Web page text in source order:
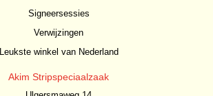
Signeersessies
Verwijzingen
Leukste winkel van Nederland
Akim Stripspeciaalzaak